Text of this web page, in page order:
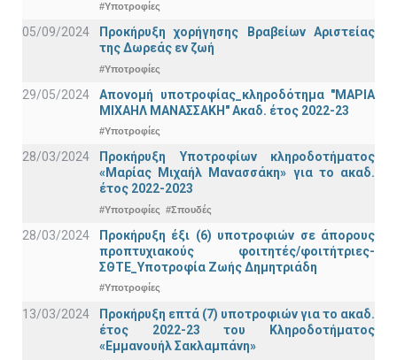
#Υποτροφίες
05/09/2024
Προκήρυξη χορήγησης Βραβείων Αριστείας
της Δωρεάς εν ζωή
#Υποτροφίες
29/05/2024
Απονομή υποτροφίας_κληροδότημα "ΜΑΡΙΑ
ΜΙΧΑΗΛ ΜΑΝΑΣΣΑΚΗ" Ακαδ. έτος 2022-23
#Υποτροφίες
28/03/2024
Προκήρυξη Υποτροφίων κληροδοτήματος
«Μαρίας Μιχαήλ Μανασσάκη» για το ακαδ.
έτος 2022-2023
#Υποτροφίες #Σπουδές
28/03/2024
Προκήρυξη έξι (6) υποτροφιών σε άπορους
προπτυχιακούς φοιτητές/φοιτήτριες-
ΣΘΤΕ_Υποτροφία Ζωής Δημητριάδη
#Υποτροφίες
13/03/2024
Προκήρυξη επτά (7) υποτροφιών για το ακαδ.
έτος 2022-23 του Κληροδοτήματος
«Εμμανουήλ Σακλαμπάνη»